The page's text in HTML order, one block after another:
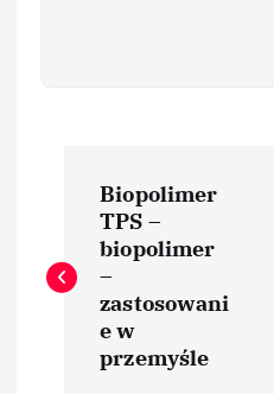
w
Biopolimer
TPS –
biopolimer
–
zastosowani
e w
przemyśle